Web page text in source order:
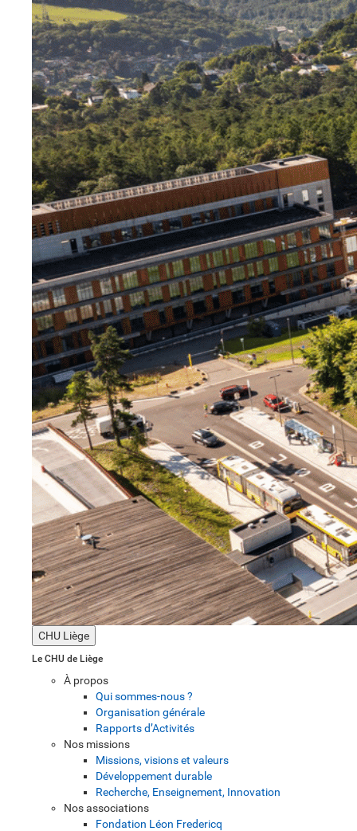
CHU Liège
Le CHU de Liège
À propos
Qui sommes-nous ?
Organisation générale
Rapports d’Activités
Nos missions
Missions, visions et valeurs
Développement durable
Recherche, Enseignement, Innovation
Nos associations
Fondation Léon Fredericq